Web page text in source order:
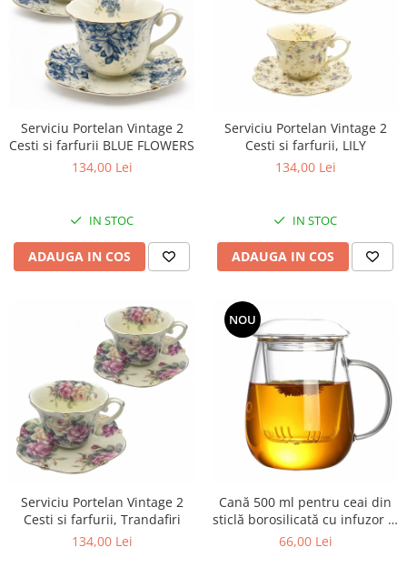
Serviciu Portelan Vintage 2
Cesti si farfurii BLUE FLOWERS
134,00 Lei
IN STOC
ADAUGA IN COS
Serviciu Portelan Vintage 2
Cesti si farfurii, LILY
134,00 Lei
IN STOC
ADAUGA IN COS
Serviciu Portelan Vintage 2
Cesti si farfurii, Trandafiri
134,00 Lei
NOU
Cană 500 ml pentru ceai din
sticlă borosilicată cu infuzor și
capac
66,00 Lei